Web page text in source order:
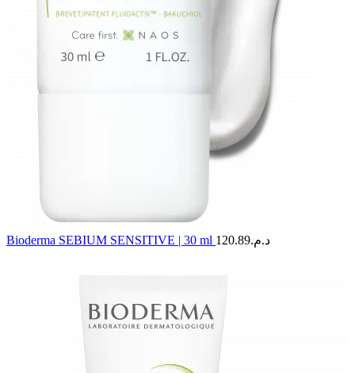
Bioderma SEBIUM SENSITIVE | 30 ml د.م.120.89